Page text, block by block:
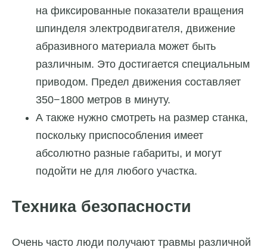
на фиксированные показатели вращения
шпинделя электродвигателя, движение
абразивного материала может быть
различным. Это достигается специальным
приводом. Предел движения составляет
350−1800 метров в минуту.
А также нужно смотреть на размер станка,
поскольку приспособления имеет
абсолютно разные габариты, и могут
подойти не для любого участка.
Техника безопасности
Очень часто люди получают травмы различной